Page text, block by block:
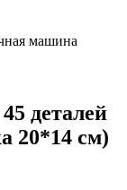
машина
деталей
20*14 см)